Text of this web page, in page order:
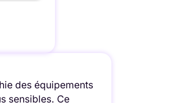
des équipements
sensibles. Ce